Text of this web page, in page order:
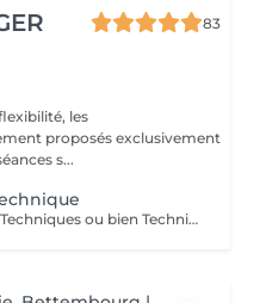
83
les
proposés exclusivement
rendez-vous. Les séances s...
EFT signifie Emotional Freedom Techniques ou bien Techniques de Libération Emotionnelle Cette pratique est un dérivé de la médecine traditionnelle chinoise. Il s'agit de tapoter doucement certains points spécifiques situés sur nos méridiens (du haut du corps et de nos mains). En tapotant ainsi tout en exprimant ce qui nous dérange, on équilibre les méridiens perturbés. En fin de séance, vous conservez la mémoire de l'évènement qui vous a dérangé, mais n'en ressentez plus la charge émotive qui l'accompagnait. Elle est utile pour toutes les émotions négatives telles que les angoisses, la tristesse, la peur, la honte, la culpabilité... L'EFT nous permet d'exprimer nos maux par des mots. C'est une méthode rapide, efficace et interactive. L'essayer c'est l'adopter ! Séance possible en distanciel, merci de prendre contact par mail "Prochainement, des ateliers en distanciel seront proposés"